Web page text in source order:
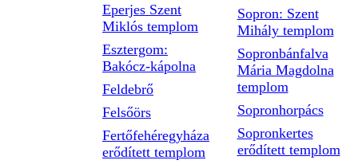
Eperjes Szent
Miklós templom
Esztergom:
Bakócz-kápolna
Feldebrő
Felsőörs
Fertőfehéregyháza
erődített templom
Sopron: Szent
Mihály templom
Sopronbánfalva
Mária Magdolna
templom
Sopronhorpács
Sopronkertes
erődített templom